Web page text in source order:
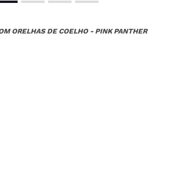
ORELHAS DE COELHO - PINK PANTHER